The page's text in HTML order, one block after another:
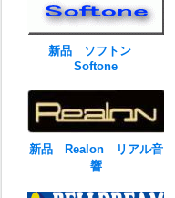
新品 ソフトン
Softone
新品 Realon リアル音
響